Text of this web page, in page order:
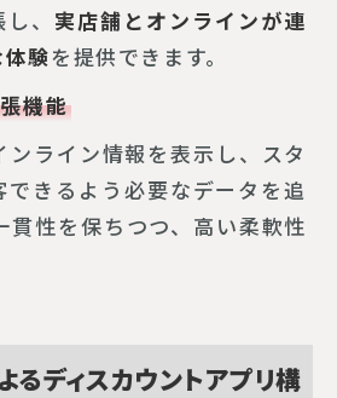
、 実店舗とオンラインが連
験を提供できます。
機能
ンライン情報を表示し、スタ
できるよう必要なデータを追
性を保ちつつ、高い柔軟性
るディスカウントアプリ構